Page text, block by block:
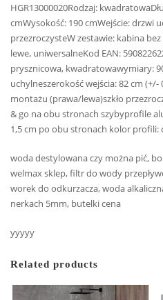
HGR13000020Rodzaj:
cmWysokość: 190 cmWejście: drzwi
przezroczysteW zestawie: kabina
lewe, uniwersalneKod EAN:
prysznicowa, kwadratowawymiary:
uchylneszerokość wejścia: 82 cm
montażu (prawa/lewa)szkło
& go na obu stronach szybyprofile
1,5 cm po obu stronach kolor profili:
woda destylowana czy można pić,
welmax sklep, filtr do wody
worek do odkurzacza, woda
nerkach 5mm, butelki cena
yyyyy
Related products